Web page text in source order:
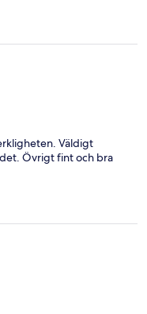
Väldigt
Övrigt fint och bra